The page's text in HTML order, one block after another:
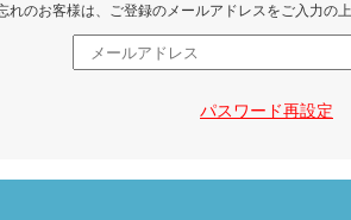
のお客様は、ご登録のメールアドレスをご入力の
パスワード再設定